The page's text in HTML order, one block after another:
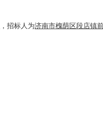
，招标人为济南市槐荫区段店镇